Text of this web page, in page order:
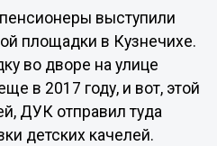
выступили
площадки в Кузнечихе.
во дворе на улице
в 2017 году, и вот, этой
ДУК отправил туда
детских качелей.